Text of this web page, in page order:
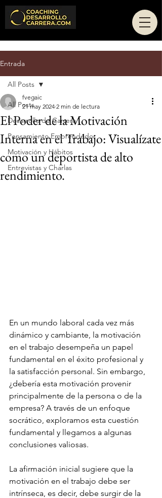
Entrada
All Posts
Desarrollo de Carrera
Pensamiento Emprendedor
Motivación y Hábitos
Entrevistas y Charlas
All Posts
El Poder de la Motivación
Interna en el Trabajo: Visualízate
como un deportista de alto
rendimiento.
fvegaic
21 may 2024 2 min de lectura
En un mundo laboral cada vez más
dinámico y cambiante, la motivación
en el trabajo desempeña un papel
fundamental en el éxito profesional y
la satisfacción personal. Sin embargo,
¿debería esta motivación provenir
principalmente de la persona o de la
empresa? A través de un enfoque
socrático, exploramos esta cuestión
fundamental y llegamos a algunas
conclusiones valiosas.
La afirmación inicial sugiere que la
motivación en el trabajo debe ser
intrínseca, es decir, debe surgir de la